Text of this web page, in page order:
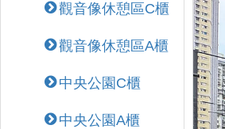
觀音像休憩區C櫃
觀音像休憩區A櫃
中央公園C櫃
中央公園A櫃